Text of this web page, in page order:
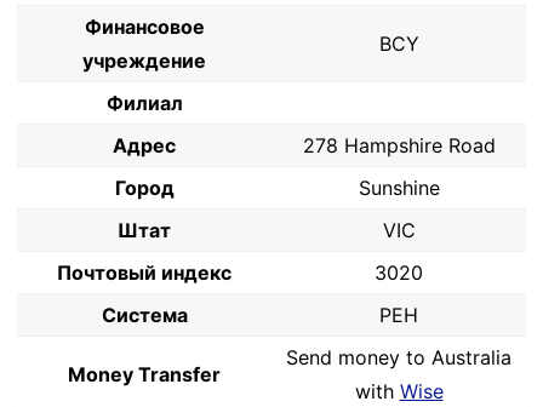
Финансовое
учреждение
BCY
Филиал
Адрес
278 Hampshire Road
Город
Sunshine
Штат
VIC
Почтовый индекс
3020
Система
PEH
Money Transfer
Send money to Australia
with Wise